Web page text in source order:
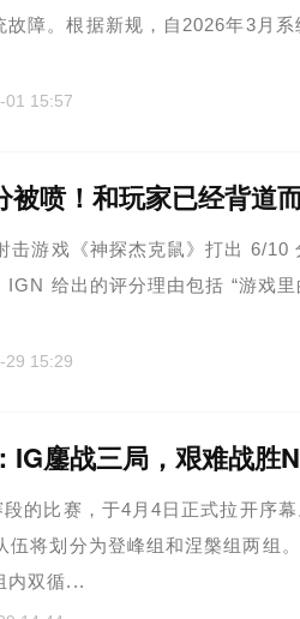
故障。根据新规，自2026年3月
01 15:57
被喷！和玩家已经背道
击游戏《神探杰克鼠》打出 6/10
给出的评分理由包括 “游戏里
29 15:29
IG鏖战三局，艰难战胜
的比赛，于4月4日正式拉开序
伍将划分为登峰组和涅槃组两组
内双循...